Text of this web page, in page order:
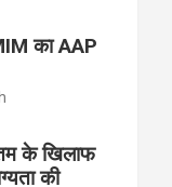
का AAP
के खिलाफ
की